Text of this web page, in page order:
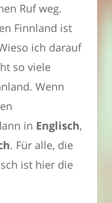
Ruf weg.
Finnland ist
ich darauf
so viele
Wenn
in Englisch,
. Für alle, die
ist hier die